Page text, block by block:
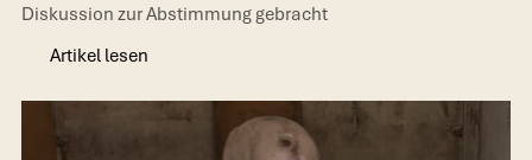
Diskussion zur Abstimmung gebracht
Artikel lesen